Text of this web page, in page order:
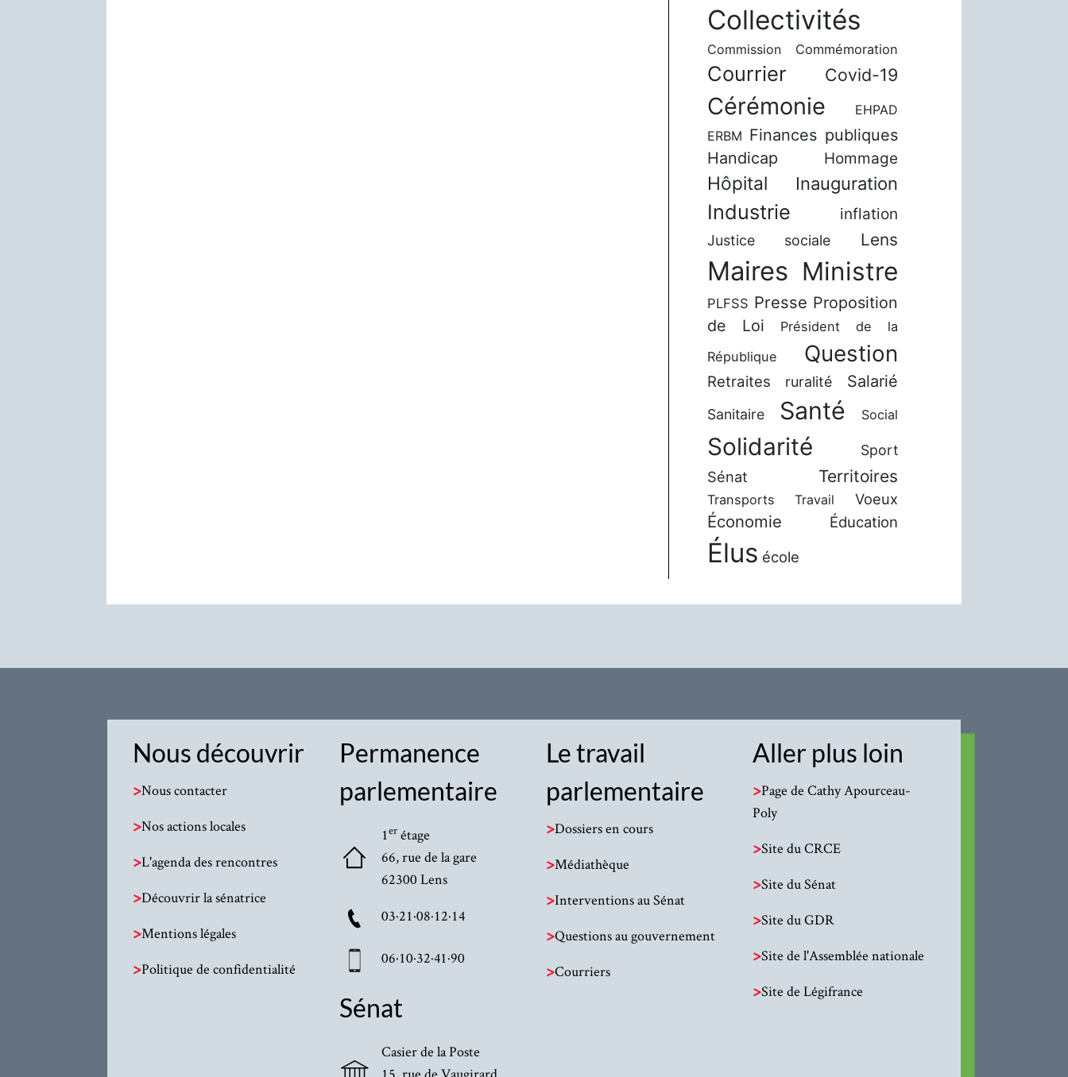
Collectivités
Commission Commémoration
Courrier Covid-19
Cérémonie
EHPAD
ERBM Finances publiques
Handicap
Hommage
Hôpital Inauguration
Industrie inflation
Justice sociale Lens
Maires Ministre
PLFSS Presse Proposition
de Loi
Président de la
République
Question
Retraites ruralité Salarié
Sanitaire Santé Social
Solidarité Sport
Sénat Territoires
Transports Travail Voeux
Économie Éducation
Élus école
Nous découvrir
>Nous contacter
>Nos actions locales
>L'agenda des rencontres
>Découvrir la sénatrice
>Mentions légales
>Politique de confidentialité
Permanence
parlementaire
1er étage
66, rue de la gare
62300 Lens
03·21·08·12·14
06·10·32·41·90
Sénat
Casier de la Poste
Le travail
parlementaire
>Dossiers en cours
>Médiathèque
>Interventions au Sénat
>Questions au gouvernement
>Courriers
Aller plus loin
>Page de Cathy Apourceau-
Poly
>Site du CRCE
>Site du Sénat
>Site du GDR
>Site de l'Assemblée nationale
>Site de Légifrance